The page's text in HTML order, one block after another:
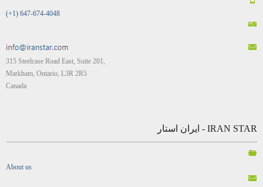
(+1) 647-674-4048
315 Steelcase Road East, Suite 201,
Markham, Ontario, L3R 2R5
Canada
IRAN STAR - ایران استار
About us